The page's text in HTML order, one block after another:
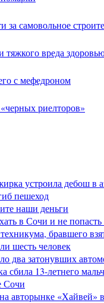
самовольное
вреда
с мефедроном
риелторов»
устроила дебош в
пешеход
наши деньги
в Сочи и не попасть
бравшего
шесть человек
два затонувших
сбила 13-летнего
Сочи
авторынке «Хайвей»